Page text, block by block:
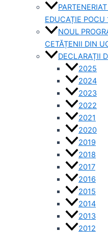
EDUCAȚIE POCU
NOUL
CETĂȚENII DIN
DECLARAȚII
2025
2024
2023
2022
2021
2020
2019
2018
2017
2016
2015
2014
2013
2012